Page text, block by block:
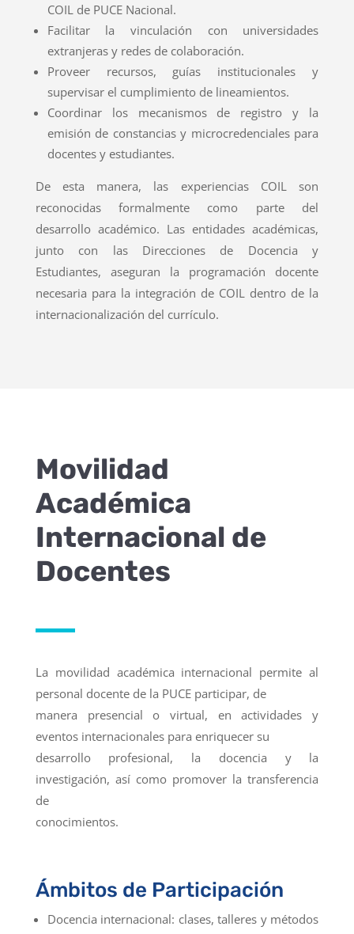
COIL de PUCE Nacional.
Facilitar la vinculación con universidades
extranjeras y redes de colaboración.
Proveer recursos, guías institucionales y
supervisar el cumplimiento de lineamientos.
Coordinar los mecanismos de registro y la
emisión de constancias y microcredenciales para
docentes y estudiantes.
De esta manera, las experiencias COIL son
reconocidas formalmente como parte del
desarrollo académico. Las entidades académicas,
junto con las Direcciones de Docencia y
Estudiantes, aseguran la programación docente
necesaria para la integración de COIL dentro de la
internacionalización del currículo.
Movilidad
Académica
Internacional de
Docentes
La movilidad académica internacional permite al
personal docente de la PUCE participar, de
manera presencial o virtual, en actividades y
eventos internacionales para enriquecer su
desarrollo profesional, la docencia y la
investigación, así como promover la transferencia
de
conocimientos.
Ámbitos de Participación
Docencia internacional: clases, talleres y métodos